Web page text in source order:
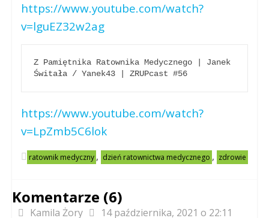
https://www.youtube.com/watch?
v=lguEZ32w2ag
Z Pamiętnika Ratownika Medycznego | Janek
Świtała / Yanek43 | ZRUPcast #56
https://www.youtube.com/watch?
v=LpZmb5C6lok
ratownik medyczny , dzień ratownictwa medycznego , zdrowie
Komentarze (6)
Kamila Żory 14 października, 2021 o 22:11